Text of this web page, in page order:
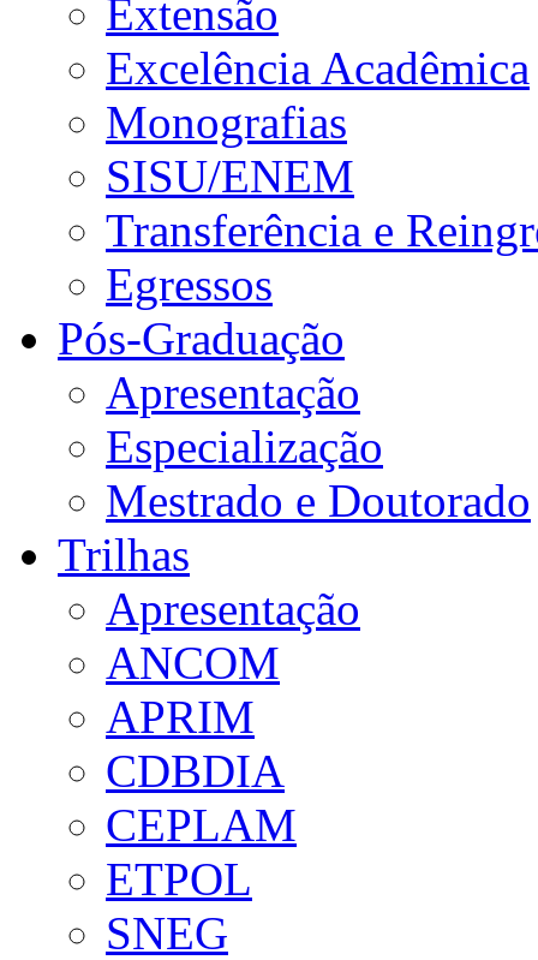
Extensão
Excelência Acadêmica
Monografias
SISU/ENEM
Transferência e
Egressos
Pós-Graduação
Apresentação
Especialização
Mestrado e Doutorado
Trilhas
Apresentação
ANCOM
APRIM
CDBDIA
CEPLAM
ETPOL
SNEG